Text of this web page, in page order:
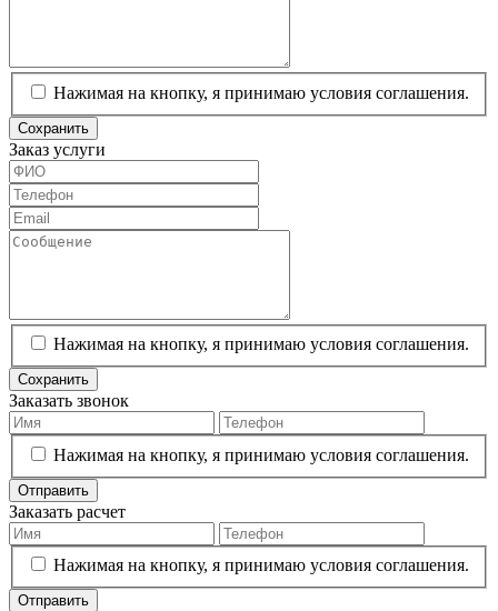
Нажимая на кнопку, я принимаю условия соглашения.
Сохранить
Заказ услуги
Нажимая на кнопку, я принимаю условия соглашения.
Сохранить
Заказать звонок
Нажимая на кнопку, я принимаю условия соглашения.
Отправить
Заказать расчет
Нажимая на кнопку, я принимаю условия соглашения.
Отправить